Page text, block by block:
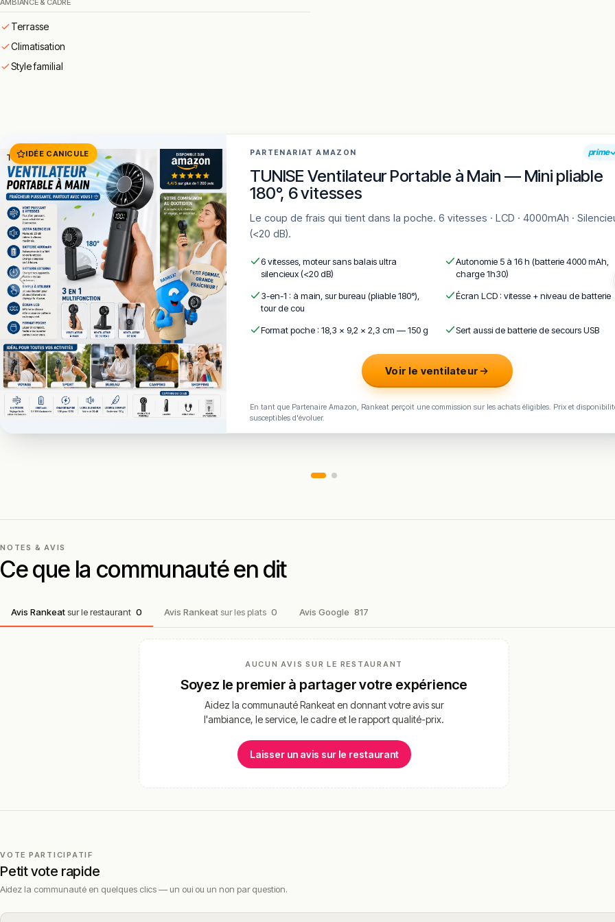
La salle est-elle climatisée ?
Faut-il réserver ?
Conclusion
Le Baroudeur est une adresse conviviale et dépaysante de Sanary-sur-Mer, entre cuisine française, méditerranéenne et touches
monde.
Entre planches à partager, plats de saison et belle carte des vins, la maison régale en terrasse comme en salle climatisée.
Texte généré par intelligence artificielle, en attente de validation humaine.
Cette description peut contenir des erreurs, n'hésitez pas à nous aider en vous rendant sur :
AMBIANCE & CADRE
Terrasse
Climatisation
Style familial
IDÉE CANICULE PARTENARIAT AMAZON prime
TUNISE Ventilateur Portable à Main — Mini pliable
180°, 6 vitesses
Le coup de frais qui tient dans la poche. 6 vitesses · LCD · 4000mAh · Silencieux
(<20 dB).
6 vitesses, moteur sans balais ultra
silencieux (<20 dB)
Autonomie 5 à 16 h (batterie 4000 mAh,
charge 1h30)
3-en-1 : à main, sur bureau (pliable 180°),
tour de cou
Écran LCD : vitesse + niveau de batterie
Format poche : 18,3 × 9,2 × 2,3 cm — 150 g Sert aussi de batterie de secours USB
Voir le ventilateur
En tant que Partenaire Amazon, Rankeat perçoit une commission sur les achats éligibles. Prix et
susceptibles d'évoluer.
NOTES & AVIS
Ce que la communauté en dit
Avis Rankeatsur le restaurant 0 Avis Rankeat sur les plats 0 Avis Google 817
AUCUN AVIS SUR LE RESTAURANT
Soyez le premier à partager votre expérience
Aidez la communauté Rankeat en donnant votre avis sur
l'ambiance, le service, le cadre et le rapport qualité-prix.
Laisser un avis sur le restaurant
VOTE PARTICIPATIF
Petit vote rapide
Aidez la communauté en quelques clics — un oui ou un non par question.